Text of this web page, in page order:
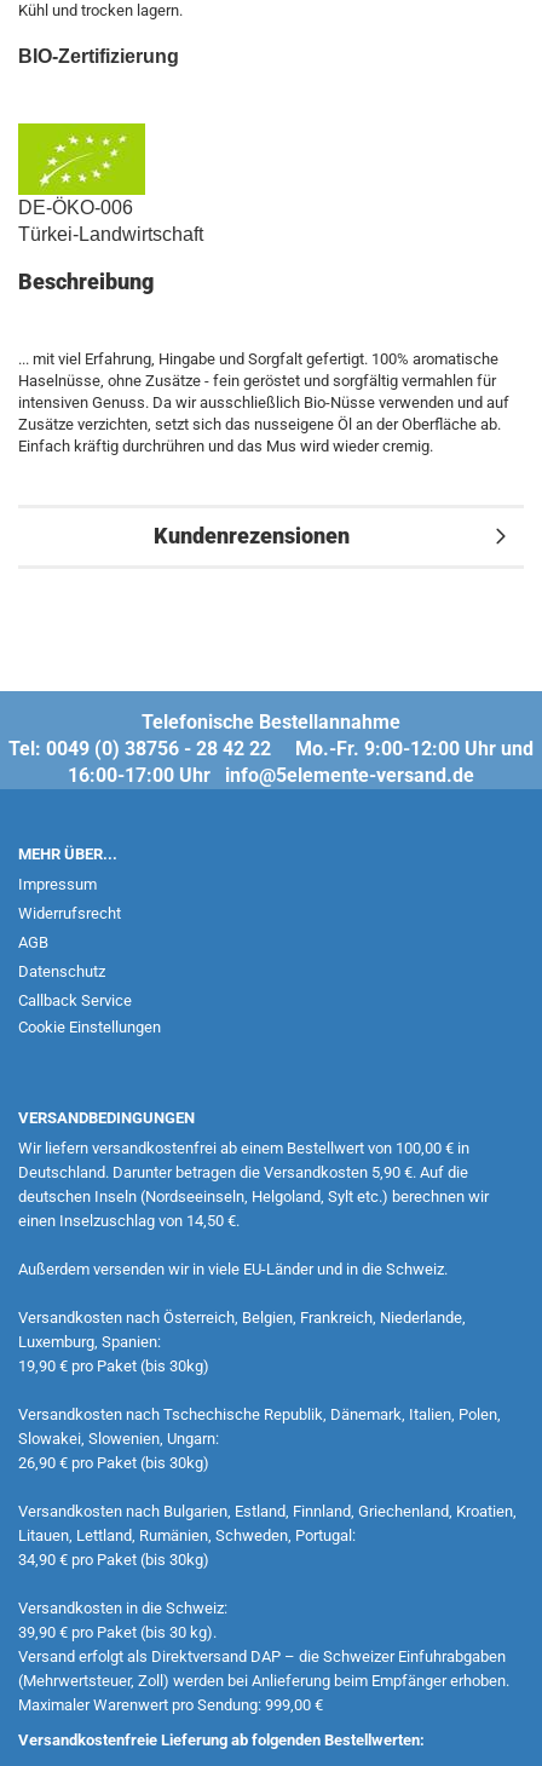
Kühl und trocken lagern.
BIO-Zertifizierung
DE-ÖKO-006
Türkei-Landwirtschaft
Beschreibung
... mit viel Erfahrung, Hingabe und Sorgfalt gefertigt. 100% aromatische
Haselnüsse, ohne Zusätze - fein geröstet und sorgfältig vermahlen für
intensiven Genuss. Da wir ausschließlich Bio-Nüsse verwenden und auf
Zusätze verzichten, setzt sich das nusseigene Öl an der Oberfläche ab.
Einfach kräftig durchrühren und das Mus wird wieder cremig.
Kundenrezensionen
Telefonische Bestellannahme
Tel: 0049 (0) 38756 - 28 42 22 Mo.-Fr. 9:00-12:00 Uhr und
16:00-17:00 Uhr info@5elemente-versand.de
MEHR ÜBER...
Impressum
Widerrufsrecht
AGB
Datenschutz
Callback Service
Cookie Einstellungen
VERSANDBEDINGUNGEN
Wir liefern versandkostenfrei ab einem Bestellwert von 100,00 € in
Deutschland. Darunter betragen die Versandkosten 5,90 €. Auf die
deutschen Inseln (Nordseeinseln, Helgoland, Sylt etc.) berechnen wir
einen Inselzuschlag von 14,50 €.
Außerdem versenden wir in viele EU-Länder und in die Schweiz.
Versandkosten nach Österreich, Belgien, Frankreich, Niederlande,
Luxemburg, Spanien:
19,90 € pro Paket (bis 30kg)
Versandkosten nach Tschechische Republik, Dänemark, Italien, Polen,
Slowakei, Slowenien, Ungarn:
26,90 € pro Paket (bis 30kg)
Versandkosten nach Bulgarien, Estland, Finnland, Griechenland, Kroatien,
Litauen, Lettland, Rumänien, Schweden, Portugal:
34,90 € pro Paket (bis 30kg)
Versandkosten in die Schweiz:
39,90 € pro Paket (bis 30 kg).
Versand erfolgt als Direktversand DAP – die Schweizer Einfuhrabgaben
(Mehrwertsteuer, Zoll) werden bei Anlieferung beim Empfänger erhoben.
Maximaler Warenwert pro Sendung: 999,00 €
Versandkostenfreie Lieferung ab folgenden Bestellwerten: